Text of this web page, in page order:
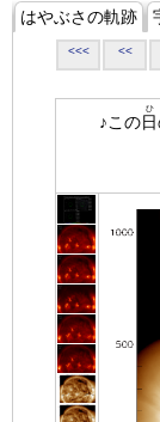
はやぶさの軌跡
<<< <<
♪この日
ひ